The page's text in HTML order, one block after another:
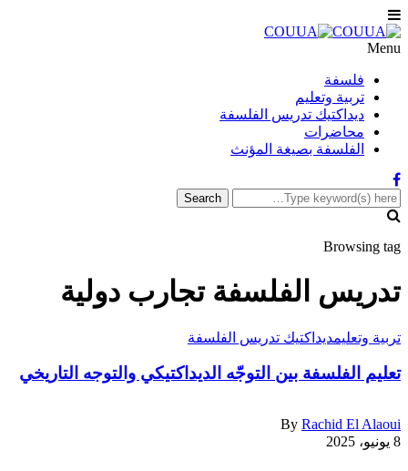
Menu
فلسفة
تربية وتعليم
ديداكتيك تدريس الفلسفة
محاضرات
الفلسفة بصيغة المؤنث
Browsing tag
تدريس الفلسفة تجارب دولية
تربية وتعليمديداكتيك تدريس الفلسفة
تعليم الفلسفة بين التوجّه الديداكتيكي والتوجه التاريخي
By Rachid El Alaoui
8 يونيو، 2025